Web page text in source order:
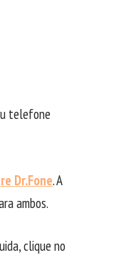
telefone
Dr.Fone. A
ambos.
clique no